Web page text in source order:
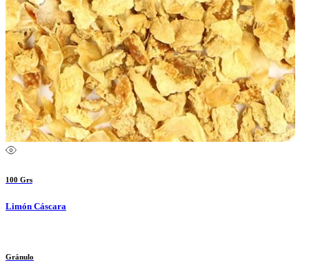
100 Grs
Limón Cáscara
Gránulo